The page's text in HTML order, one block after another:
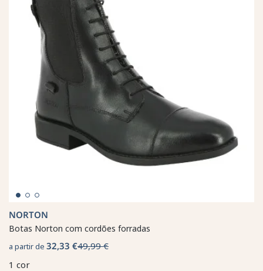
NORTON
Botas Norton com cordões forradas
a partir de 32,33 €49,99 €
1 cor